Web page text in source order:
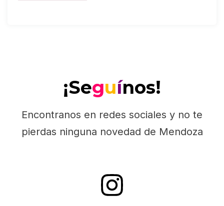
¡Seguínos!
Encontranos en redes sociales y no te
pierdas ninguna novedad de Mendoza